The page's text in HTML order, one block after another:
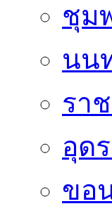
ชุม
นน
รา
อุด
ขอ